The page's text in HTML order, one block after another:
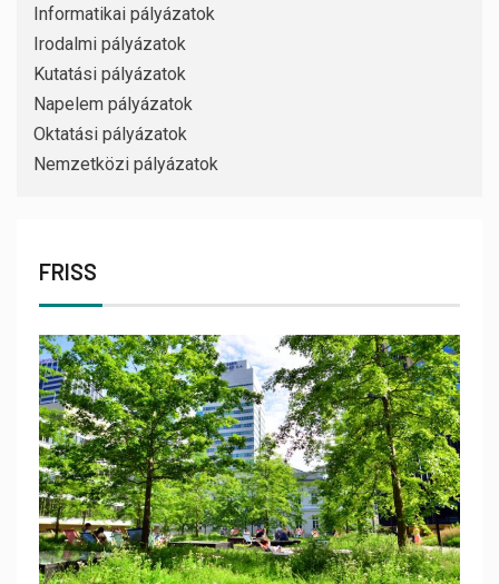
Informatikai pályázatok
Irodalmi pályázatok
Kutatási pályázatok
Napelem pályázatok
Oktatási pályázatok
Nemzetközi pályázatok
FRISS